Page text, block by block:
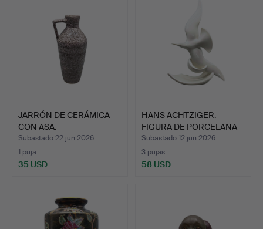
JARRÓN DE CERÁMICA
CON ASA.
Subastado 22 jun 2026
1 puja
35 USD
HANS ACHTZIGER.
FIGURA DE PORCELANA
DE UNA…
Subastado 12 jun 2026
3 pujas
58 USD